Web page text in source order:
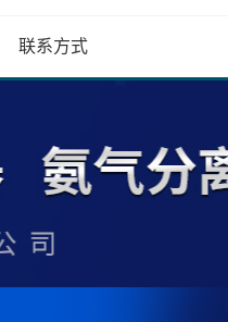
联系方式